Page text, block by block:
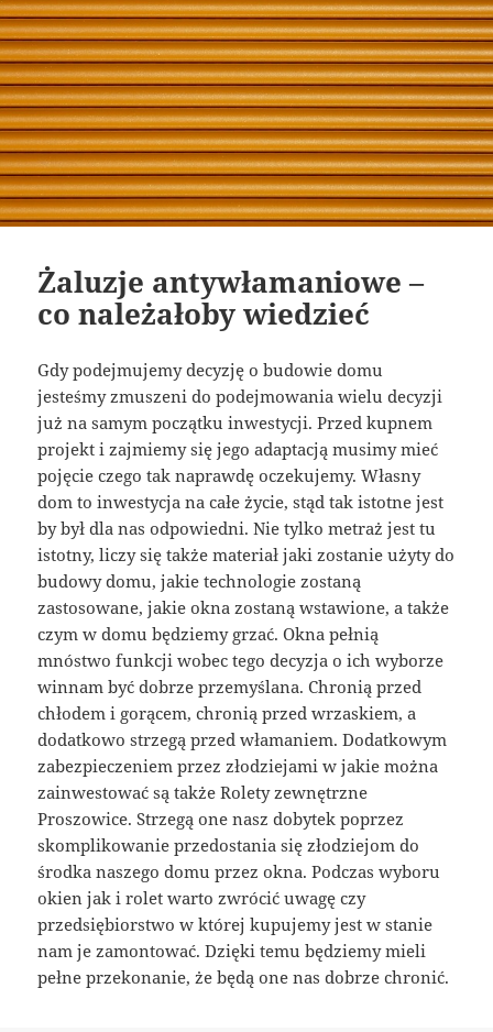
Żaluzje antywłamaniowe –
co należałoby wiedzieć
Gdy podejmujemy decyzję o budowie domu
jesteśmy zmuszeni do podejmowania wielu decyzji
już na samym początku inwestycji. Przed kupnem
projekt i zajmiemy się jego adaptacją musimy mieć
pojęcie czego tak naprawdę oczekujemy. Własny
dom to inwestycja na całe życie, stąd tak istotne jest
by był dla nas odpowiedni. Nie tylko metraż jest tu
istotny, liczy się także materiał jaki zostanie użyty do
budowy domu, jakie technologie zostaną
zastosowane, jakie okna zostaną wstawione, a także
czym w domu będziemy grzać. Okna pełnią
mnóstwo funkcji wobec tego decyzja o ich wyborze
winnam być dobrze przemyślana. Chronią przed
chłodem i gorącem, chronią przed wrzaskiem, a
dodatkowo strzegą przed włamaniem. Dodatkowym
zabezpieczeniem przez złodziejami w jakie można
zainwestować są także Rolety zewnętrzne
Proszowice. Strzegą one nasz dobytek poprzez
skomplikowanie przedostania się złodziejom do
środka naszego domu przez okna. Podczas wyboru
okien jak i rolet warto zwrócić uwagę czy
przedsiębiorstwo w której kupujemy jest w stanie
nam je zamontować. Dzięki temu będziemy mieli
pełne przekonanie, że będą one nas dobrze chronić.